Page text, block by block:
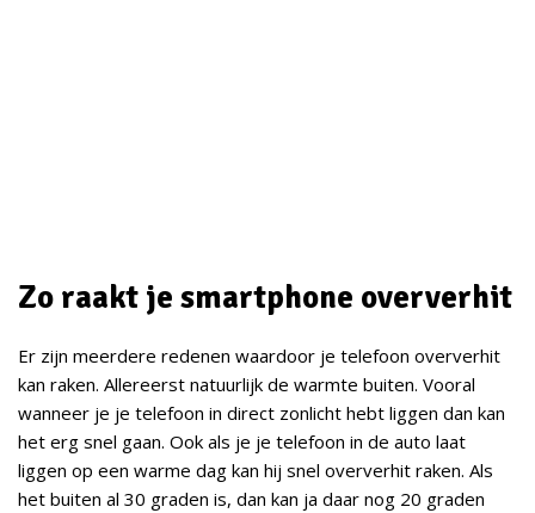
Zo raakt je smartphone oververhit
Er zijn meerdere redenen waardoor je telefoon oververhit
kan raken. Allereerst natuurlijk de warmte buiten. Vooral
wanneer je je telefoon in direct zonlicht hebt liggen dan kan
het erg snel gaan. Ook als je je telefoon in de auto laat
liggen op een warme dag kan hij snel oververhit raken. Als
het buiten al 30 graden is, dan kan ja daar nog 20 graden